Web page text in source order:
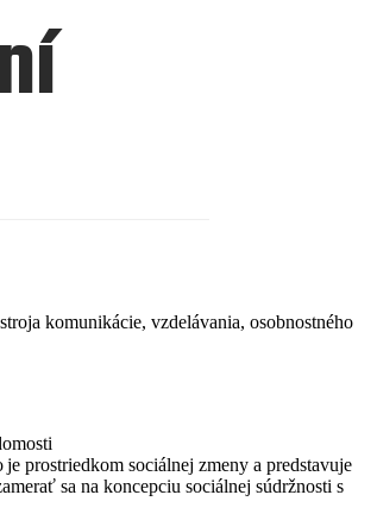
komunikácie, vzdelávania, osobnostného
je prostriedkom sociálnej zmeny a predstavuje
sa na koncepciu sociálnej súdržnosti s